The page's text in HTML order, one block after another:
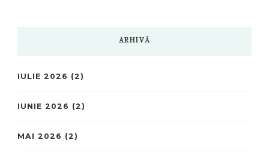
ARHIVĂ
IULIE 2026 (2)
IUNIE 2026 (2)
MAI 2026 (2)